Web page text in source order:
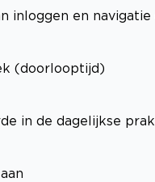
inloggen en
(doorlooptijd)
in de dagelijkse